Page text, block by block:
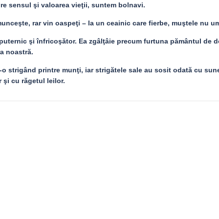
sensul şi valoarea vieţii, suntem bolnavi.
rar vin oaspeţi – la un ceainic care fierbe, muştele nu
şi înfricoşător. Ea zgâlţâie precum furtuna pământul de
noastră.
o strigând printre munţi, iar strigătele sale au sosit odată cu
şi cu răgetul leilor.